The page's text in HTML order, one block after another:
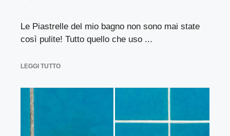
Le Piastrelle del mio bagno non sono mai state
così pulite! Tutto quello che uso ...
LEGGI TUTTO